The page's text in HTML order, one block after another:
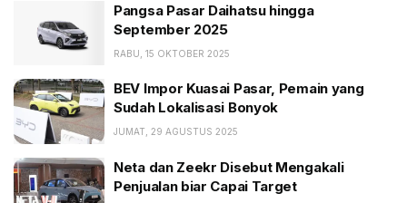
Pangsa Pasar Daihatsu hingga
September 2025
RABU, 15 OKTOBER 2025
BEV Impor Kuasai Pasar, Pemain yang
Sudah Lokalisasi Bonyok
JUMAT, 29 AGUSTUS 2025
Neta dan Zeekr Disebut Mengakali
Penjualan biar Capai Target